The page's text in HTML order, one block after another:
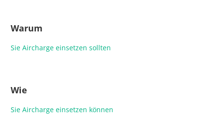
Warum
Sie Aircharge einsetzen sollten
Wie
Sie Aircharge einsetzen können